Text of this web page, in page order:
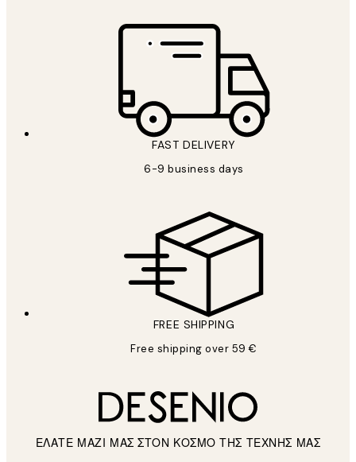
FAST DELIVERY
6-9 business days
FREE SHIPPING
Free shipping over 59 €
ΕΛΑΤΕ ΜΑΖΙ ΜΑΣ ΣΤΟΝ ΚΟΣΜΟ ΤΗΣ ΤΕΧΝΗΣ ΜΑΣ